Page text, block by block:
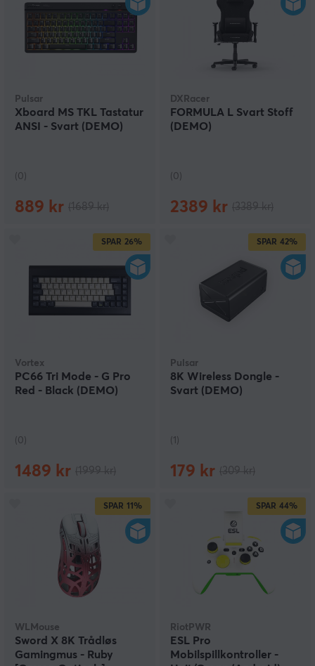
Pulsar
Xboard MS TKL Tastatur
ANSI - Svart (DEMO)
(0)
889 kr
DXRacer
FORMULA L Svart Stoff
(DEMO)
(0)
2389 kr
SPAR 26%
Vortex
PC66 Tri Mode - G Pro
Red - Black (DEMO)
(0)
1489 kr
SPAR 42%
Pulsar
8K Wireless Dongle -
Svart (DEMO)
(1)
179 kr
SPAR 11%
WLMouse
Sword X 8K Trådløs
Gamingmus - Ruby
SPAR 44%
RiotPWR
ESL Pro
Mobilspillkontroller -